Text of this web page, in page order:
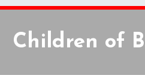
Children of